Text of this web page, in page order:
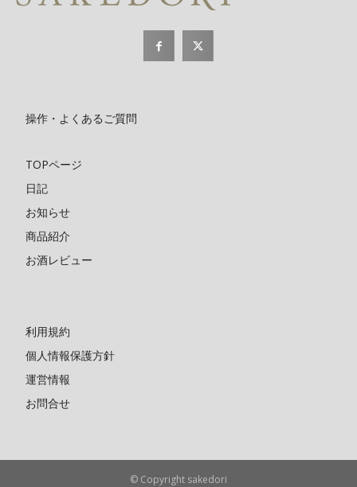
操作・よくあるご質問
TOPページ
日記
お知らせ
商品紹介
お酒レビュー
利用規約
個人情報保護方針
運営情報
お問合せ
© Copyright sakedori